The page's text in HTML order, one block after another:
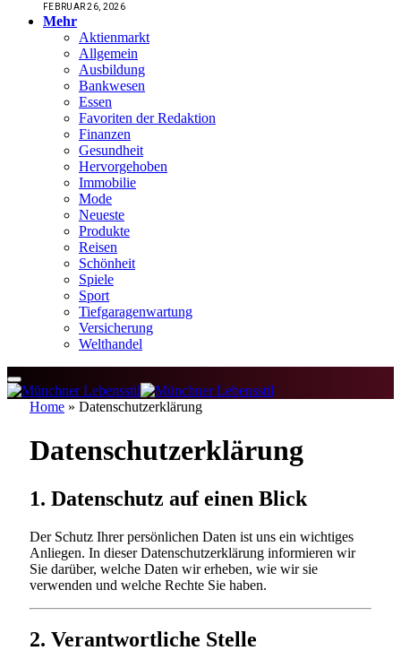
FEBRUAR 26, 2026
Mehr
Aktienmarkt
Allgemein
Ausbildung
Bankwesen
Essen
Favoriten der Redaktion
Finanzen
Gesundheit
Hervorgehoben
Immobilie
Mode
Neueste
Produkte
Reisen
Schönheit
Spiele
Sport
Tiefgaragenwartung
Versicherung
Welthandel
Home » Datenschutzerklärung
Datenschutzerklärung
1. Datenschutz auf einen Blick
Der Schutz Ihrer persönlichen Daten ist uns ein wichtiges
Anliegen. In dieser Datenschutzerklärung informieren wir
Sie darüber, welche Daten wir erheben, wie wir sie
verwenden und welche Rechte Sie haben.
2. Verantwortliche Stelle